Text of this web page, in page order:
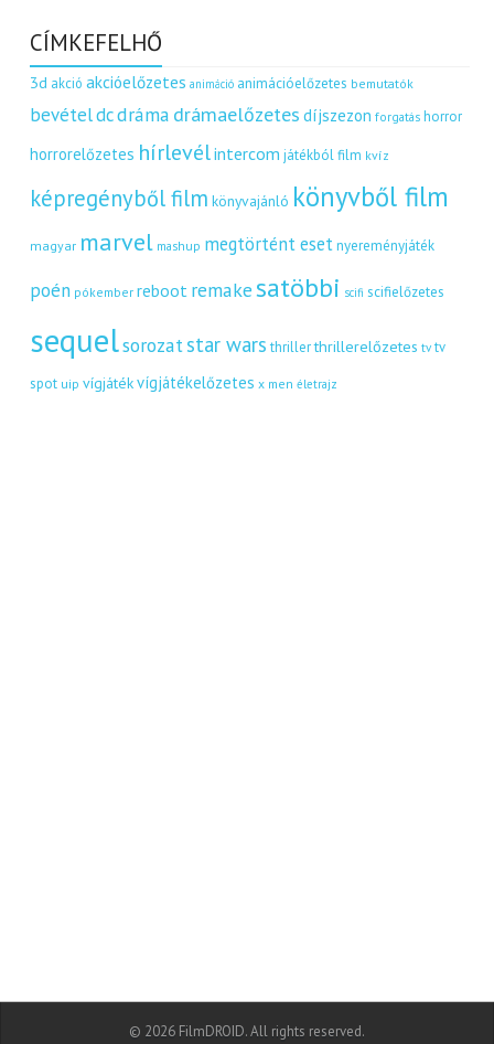
CÍMKEFELHŐ
3d akció akcióelőzetes animáció animációelőzetes bemutatók
bevételdcdráma drámaelőzetes díjszezon forgatás horror
horrorelőzetes hírlevélintercom játékból film kvíz
képregényből film könyvajánló könyvből film
magyar marvel mashup megtörtént eset nyereményjáték
poén pókember reboot remakesatöbbi scifi scifielőzetes
sequelsorozat star wars thriller thrillerelőzetes tv tv
spot uip vígjátékvígjátékelőzetes x men életrajz
© 2026 FilmDROID. All rights reserved.